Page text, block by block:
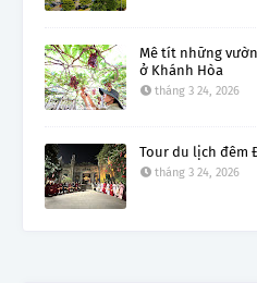
Mê tít những
ở Khánh Hòa
tháng 3 24, 2026
Tour du lịch đêm
tháng 3 24, 2026